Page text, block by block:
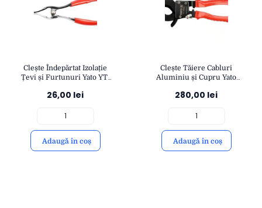
Clește Îndepărtat Izolație
Țevi și Furtunuri Yato YT-
Durabilitate | Mâner
26,00 lei
Adaugă în coș
Clește Tăiere Cabluri
Aluminiu și Cupru Yato
300mm | Grosime Cablu
280,00 lei
Adaugă în coș